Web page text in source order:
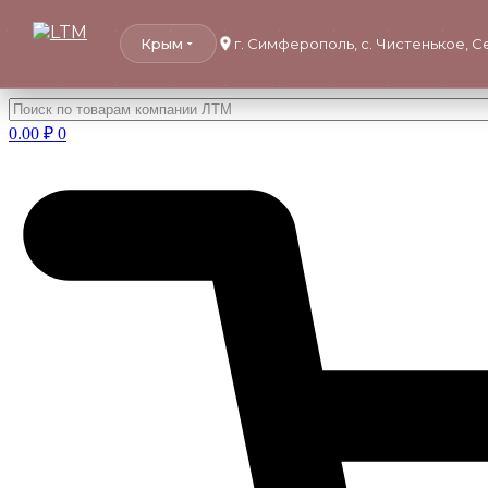
Перейти
к
содержимому
Крым г. Симферополь, с. Чистенькое,
0.00 ₽ 0